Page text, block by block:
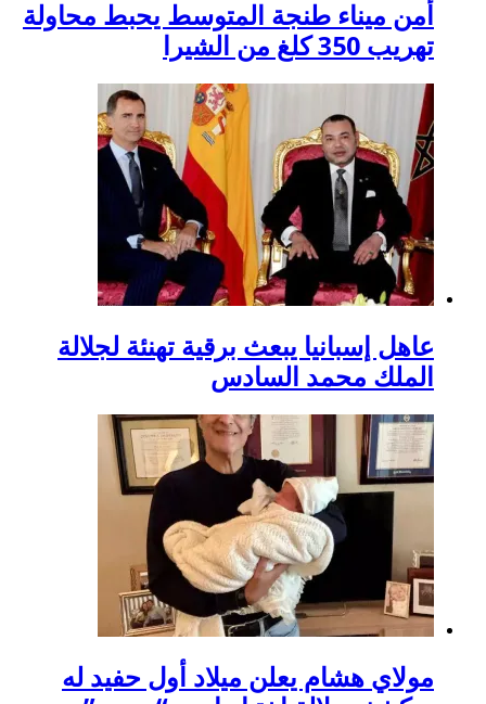
أمن ميناء طنجة المتوسط يحبط محاولة
تهريب 350 كلغ من الشيرا
عاهل إسبانيا يبعث برقية تهنئة لجلالة
الملك محمد السادس
مولاي هشام يعلن ميلاد أول حفيد له